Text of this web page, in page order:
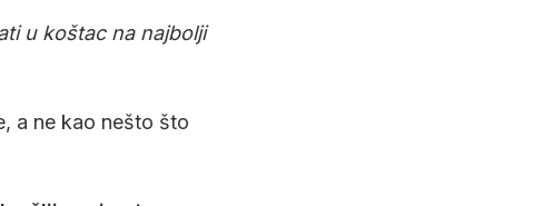
u koštac na najbolji
a ne kao nešto što